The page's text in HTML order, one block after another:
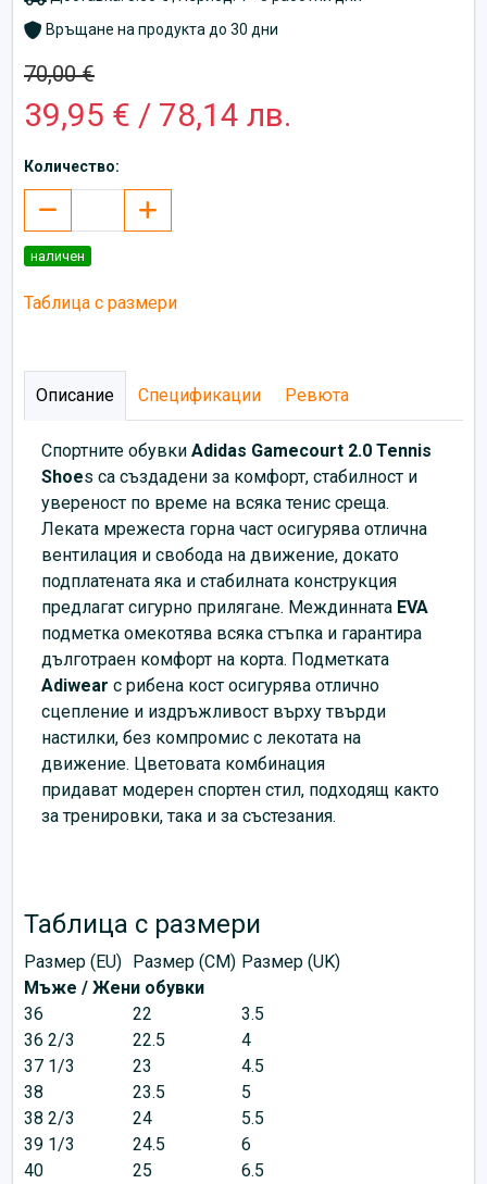
Връщане на продукта до 30 дни
70,00 €
39,95 € / 78,14 лв.
Количество:
наличен
Таблица с размери
Описание Спецификации Ревюта
Спортните обувки Аdidas Gamecourt 2.0 Tennis
Shoes са създадени за комфорт, стабилност и
увереност по време на всяка тенис среща.
Леката мрежеста горна част осигурява отлична
вентилация и свобода на движение, докато
подплатената яка и стабилната конструкция
предлагат сигурно прилягане. Междинната EVA
подметка омекотява всяка стъпка и гарантира
дълготраен комфорт на корта. Подметката
Adiwear с рибена кост осигурява отлично
сцепление и издръжливост върху твърди
настилки, без компромис с лекотата на
движение. Цветовата комбинация
придават модерен спортен стил, подходящ както
за тренировки, така и за състезания.
Таблица с размери
Размер (EU) Размер (CM) Размер (UK)
Мъже / Жени обувки
36
22
3.5
36 2/3
22.5
4
37 1/3
23
4.5
38
23.5
5
38 2/3
24
5.5
39 1/3
24.5
6
40
25
6.5